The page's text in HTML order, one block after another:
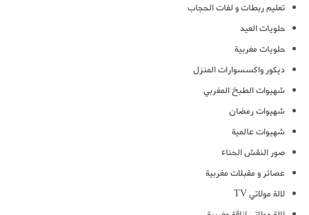
تعليم ربطات و لفات الحجاب
حلويات العيد
حلويات مغربية
ديكور واكسسوارات المنزل
شهيوات الطبخ المغربي
شهيوات رمضان
شهيوات عالمية
صور النقش الحناء
عصائر و مقبلات مغربية
لالة مولاتي TV